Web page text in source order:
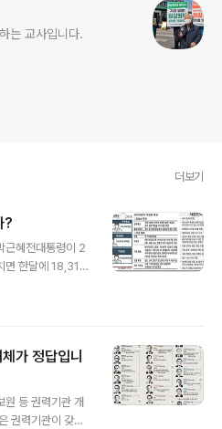
는 교사입니다.
더보기
?
혜전대통령이 2
면 한달에 18,316,
무원들은 연금 외
퇴직연금은 20
마다 물가상승률
도가 끝이 아닙니
으로 보수액의 10
가 정답입니
원 등 권력기관 개
권력기관이 갖고